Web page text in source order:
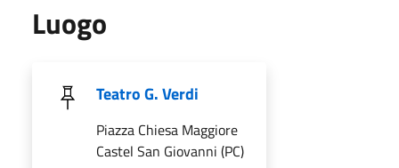
Luogo
Teatro G. Verdi
Piazza Chiesa Maggiore
Castel San Giovanni (PC)